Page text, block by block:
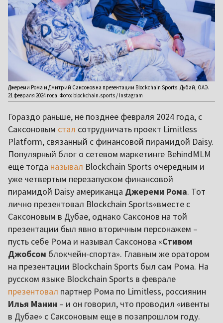
Джереми Рома и Дмитрий Саксонов на презентации Blockchain Sports. Дубай, ОАЭ.
21 февраля 2024 года. Фото: blockchain.sports / Instagram
Гораздо раньше, не позднее февраля 2024 года, с
Саксоновым стал сотрудничать проект Limitless
Platform, связанный с финансовой пирамидой Daisy.
Популярный блог о сетевом маркетинге BehindMLM
еще тогда называл Blockchain Sports очередным и
уже четвертым перезапуском финансовой
пирамидой Daisy американца Джереми Рома. Тот
лично презентовал Blockchain Sports«вместе с
Саксоновым в Дубае, однако Саксонов на той
презентации был явно вторичным персонажем –
пусть себе Рома и называл Саксонова «Стивом
Джобсом блокчейн-спорта». Главным же оратором
на презентации Blockchain Sports был сам Рома. На
русском языке Blockchain Sports в феврале
презентовал партнер Рома по Limitless, россиянин
Илья Манин – и он говорил, что проводил «ивенты
в Дубае» с Саксоновым еще в позапрошлом году.